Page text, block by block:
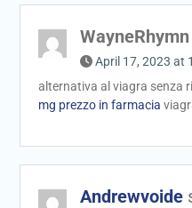
WayneRhymn
April 17, 2023 at
alternativa al viagra senza
mg prezzo in farmacia
Andrewvoide